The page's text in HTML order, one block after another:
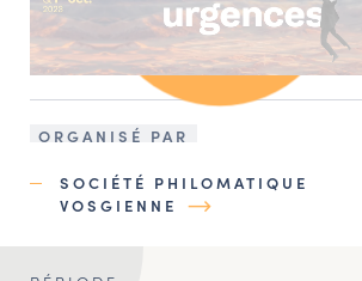
ORGANISÉ PAR
SOCIÉTÉ PHILOMATIQUE
VOSGIENNE